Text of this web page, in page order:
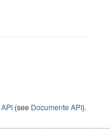
API (see Documente API).